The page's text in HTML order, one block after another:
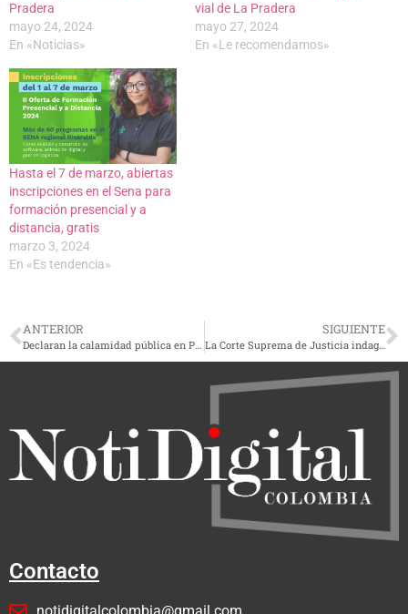
Pradera
mayo 24, 2024
En «Noticias»
vial de La Pradera
mayo 27, 2024
En «Le recomendamos»
Hasta el 7 de marzo, abiertas
inscripciones en el Sena para
formación presencial y a
distancia, gratis
marzo 3, 2024
En «Es tendencia»
ANTERIOR
Declaran la calamidad pública en Pereira por recrudecimiento del invierno
SIGUIENTE
La Corte Suprema de Justicia indaga a Aída Merlano por la presunta financiación a campañas de Mauricio Salazar, cuando este fue representante a la Cámara
Contacto